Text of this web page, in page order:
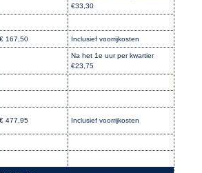
€33,30
€ 167,50 Inclusief voorrijkosten
Na het 1e uur per kwartier
€23,75
€ 477,95 Inclusief voorrijkosten